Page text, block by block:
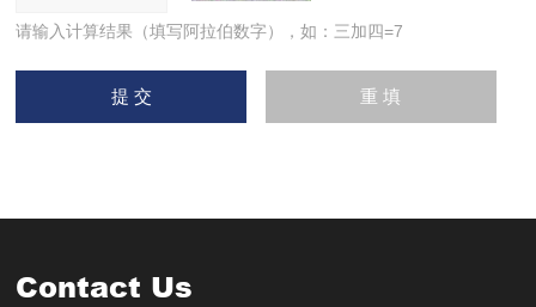
请输入计算结果（填写阿拉伯数字），如：三加四=7
Contact Us